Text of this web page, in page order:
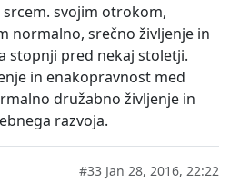
svojim otrokom,
normalno, srečno življenje in
stopnji pred nekaj stoletji.
in enakopravnost med
družabno življenje in
razvoja.
#33 Jan 28, 2016, 22:22